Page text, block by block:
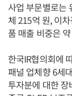
사업 부문별로는
체 215억 원, 이
품 매출 비중은
한국IR협의회에
패널 업체향 6세
투자분에 대한